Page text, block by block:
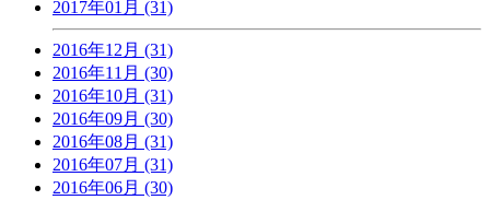
2017年01月 (31)
2016年12月 (31)
2016年11月 (30)
2016年10月 (31)
2016年09月 (30)
2016年08月 (31)
2016年07月 (31)
2016年06月 (30)